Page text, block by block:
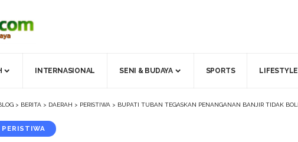
INTERNASIONAL SENI & BUDAYA SPORTS LIFESTYLE
> BERITA > DAERAH > PERISTIWA > BUPATI TUBAN TEGASKAN PENANGANAN BANJIR TIDAK
PERISTIWA